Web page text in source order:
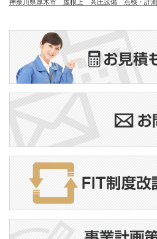
神奈川県厚木市 屋根上 高圧設備 点検・計測